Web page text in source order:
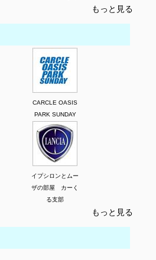
もっと見る
CARCLE OASIS
PARK SUNDAY
イプシロンとムー
ザの部屋 カーく
る支部
もっと見る